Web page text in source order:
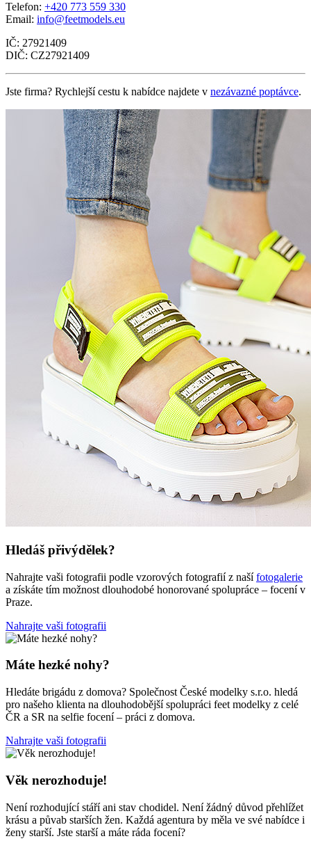
Telefon: +420 773 559 330
Email: info@feetmodels.eu
IČ: 27921409
DIČ: CZ27921409
Jste firma? Rychlejší cestu k nabídce najdete v nezávazné poptávce.
Hledáš přivýdělek?
Nahrajte vaši fotografii podle vzorových fotografií z našífotogalerie
a získáte tím možnost dlouhodobé honorované spolupráce – focení v
Praze.
Nahrajte vaši fotografii
Máte hezké nohy?
Hledáte brigádu z domova? Společnost České modelky s.r.o. hledá
pro našeho klienta na dlouhodobější spolupráci feet modelky z celé
ČR a SR na selfie focení – práci z domova.
Nahrajte vaši fotografii
Věk nerozhoduje!
Není rozhodující stáří ani stav chodidel. Není žádný důvod přehlížet
krásu a půvab starších žen. Každá agentura by měla ve své nabídce i
ženy starší. Jste starší a máte ráda focení?